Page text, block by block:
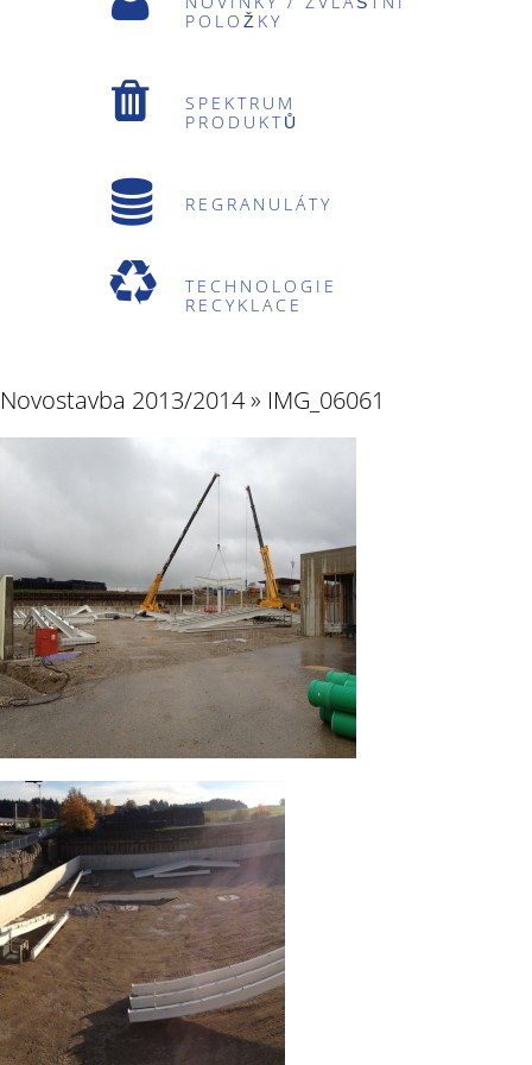
POLOŽKY
SPEKTRUM
PRODUKTŮ
REGRANULÁTY
TECHNOLOGIE
RECYKLACE
Novostavba 2013/2014» IMG_06061